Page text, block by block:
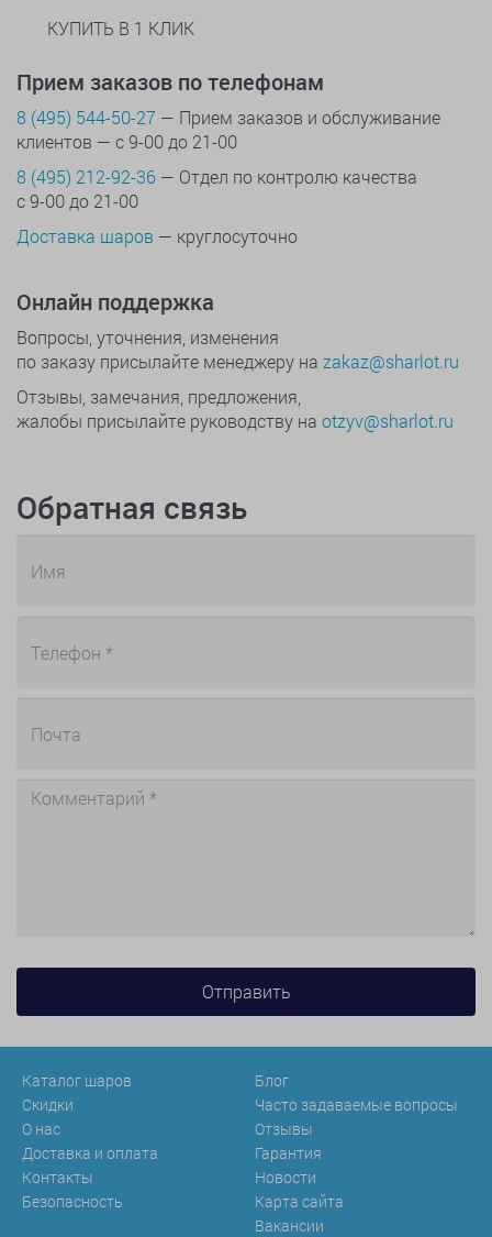
КУПИТЬ В 1 КЛИК
Прием заказов по телефонам
8 (495) 544-50-27 — Прием заказов и обслуживание
клиентов — с 9-00 до 21-00
8 (495) 212-92-36 — Отдел по контролю качества
с 9-00 до 21-00
Доставка шаров — круглосуточно
Онлайн поддержка
Вопросы, уточнения, изменения
по заказу присылайте менеджеру на zakaz@sharlot.ru
Отзывы, замечания, предложения,
жалобы присылайте руководству на otzyv@sharlot.ru
Обратная связь
Каталог шаров
Скидки
О нас
Доставка и оплата
Контакты
Безопасность
Блог
Часто задаваемые вопросы
Отзывы
Гарантия
Новости
Карта сайта
Вакансии